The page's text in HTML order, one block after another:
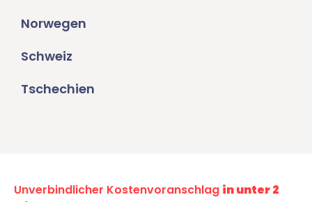
Norwegen
Schweiz
Tschechien
Unverbindlicher Kostenvoranschlag in unter 2